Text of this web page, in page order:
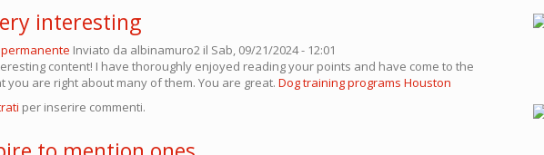
interesting
Inviato da albinamuro2 il Sab, 09/21/2024 - 12:01
content! I have thoroughly enjoyed reading your points and have come to the
you are right about many of them. You are great. Dog training programs Houston
per inserire commenti.